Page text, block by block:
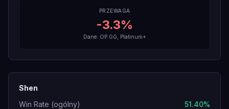
PRZEWAGA
-3.3%
Dane: OP.GG, Platinum+
Shen
Win Rate (ogólny)
51.40%